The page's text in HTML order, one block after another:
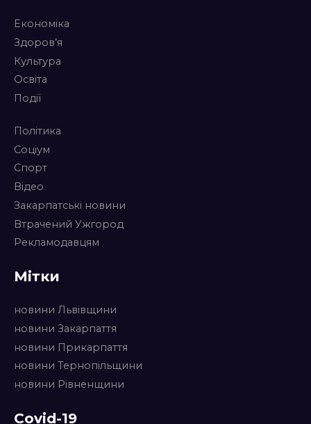
Економіка
Здоров’я
Культура
Освіта
Події
Політика
Соціум
Спорт
Відео
Закарпатські новини
Втрачений Ужгород
Рекламодавцям
Мітки
новини Львівщини
новини Закарпаття
новини Прикарпаття
новини Тернопільщини
новини Рівненщини
Covid-19